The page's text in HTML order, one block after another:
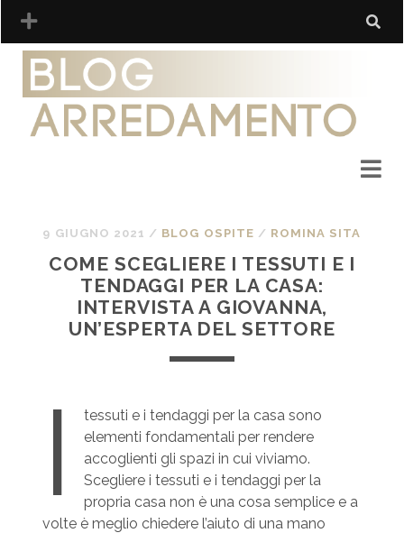
9 GIUGNO 2021 / BLOG OSPITE / ROMINA SITA
COME SCEGLIERE I TESSUTI E I
TENDAGGI PER LA CASA:
INTERVISTA A GIOVANNA,
UN’ESPERTA DEL SETTORE
I
tessuti e i tendaggi per la casa sono
elementi fondamentali per rendere
accoglienti gli spazi in cui viviamo.
Scegliere i tessuti e i tendaggi per la
propria casa non è una cosa semplice e a
volte è meglio chiedere l’aiuto di una mano